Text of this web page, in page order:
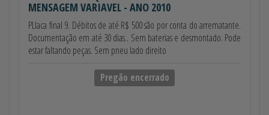
MENSAGEM VARIAVEL - ANO 2010
PLlaca final 9. Débitos de até R$ 500 são por conta do arrematante.
Documentação em até 30 dias.. Sem baterias e desmontado. Pode
estar faltando peças. Sem pneu lado direito
Pregão encerrado